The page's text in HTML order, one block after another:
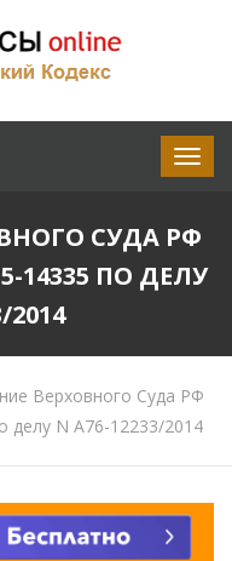
СУДА РФ
14335 ПО ДЕЛУ
2014
Верховного Суда РФ
делу N А76-12233/2014